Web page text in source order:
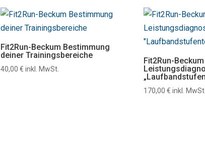
Fit2Run-Beckum Bestimmung
deiner Trainingsbereiche
40,00 € inkl. MwSt.
Fit2Run-Beckum
170,00 € inkl. MwSt.